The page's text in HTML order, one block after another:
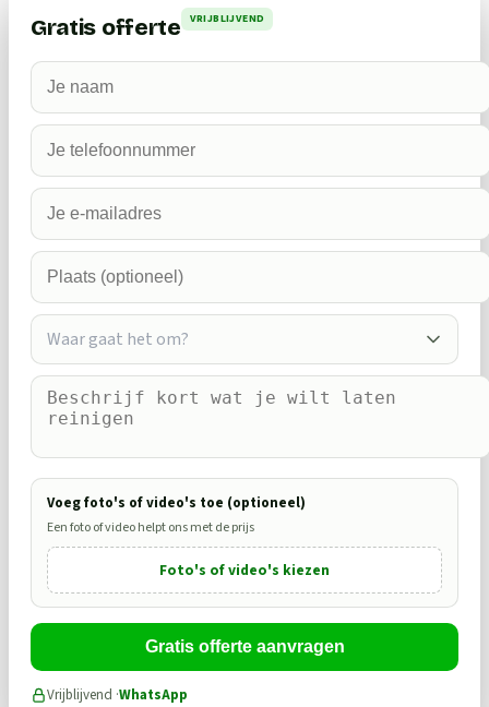
Gratis offerte VRIJBLIJVEND
Waar gaat het om?
Voeg foto's of video's toe (optioneel)
Een foto of video helpt ons met de prijs
Foto's of video's kiezen
Gratis offerte aanvragen
Vrijblijvend ·WhatsApp